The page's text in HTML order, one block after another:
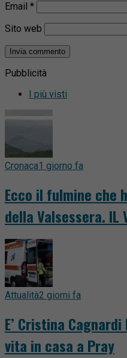
Email *
Sito web
Pubblicità
I più visti
Cronaca1 giorno fa
Ecco il fulmine che
della Valsessera. IL
Attualità2 giorni fa
E’ Cristina
vita in casa a Pray